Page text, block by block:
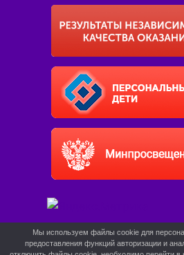
Мы используем файлы cookie для
предоставления функций авторизации и